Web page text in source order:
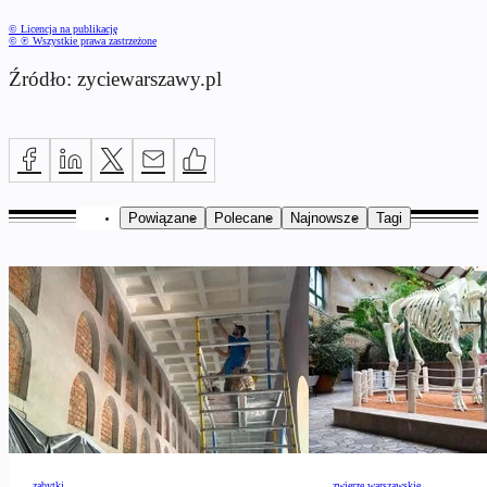
© Licencja na publikację
© ℗ Wszystkie prawa zastrzeżone
Źródło: zyciewarszawy.pl
Powiązane Polecane Najnowsze Tagi